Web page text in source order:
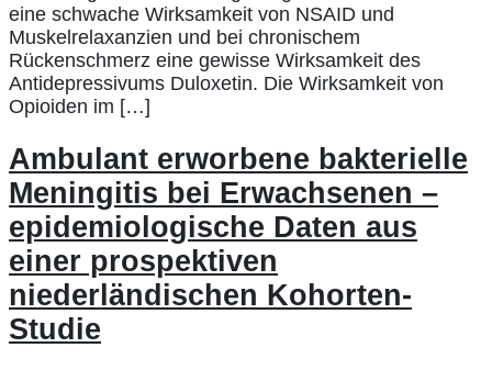
eine schwache Wirksamkeit von NSAID und
Muskelrelaxanzien und bei chronischem
Rückenschmerz eine gewisse Wirksamkeit des
Antidepressivums Duloxetin. Die Wirksamkeit von
Opioiden im […]
Ambulant erworbene bakterielle
Meningitis bei Erwachsenen –
epidemiologische Daten aus
einer prospektiven
niederländischen Kohorten-
Studie